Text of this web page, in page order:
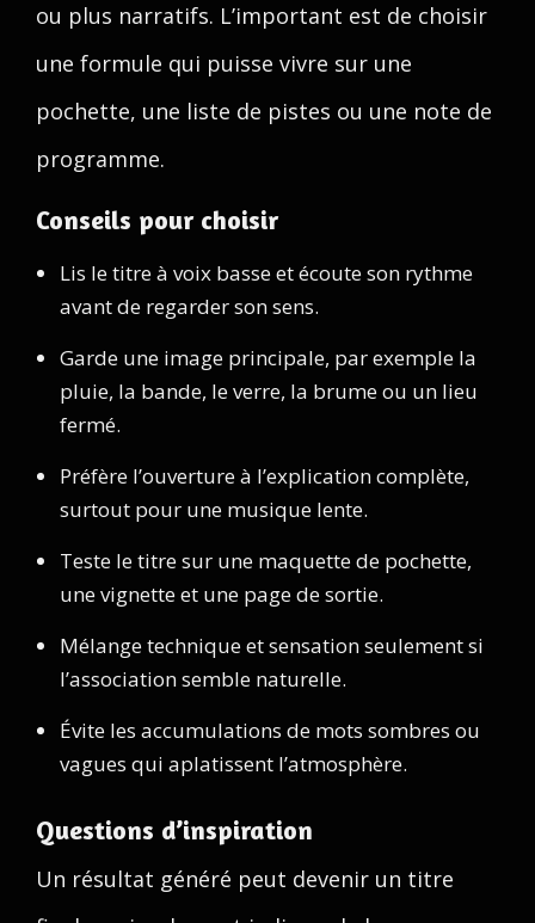
ou plus narratifs. L’important est de choisir
une formule qui puisse vivre sur une
pochette, une liste de pistes ou une note de
programme.
Conseils pour choisir
Lis le titre à voix basse et écoute son rythme
avant de regarder son sens.
Garde une image principale, par exemple la
pluie, la bande, le verre, la brume ou un lieu
fermé.
Préfère l’ouverture à l’explication complète,
surtout pour une musique lente.
Teste le titre sur une maquette de pochette,
une vignette et une page de sortie.
Mélange technique et sensation seulement si
l’association semble naturelle.
Évite les accumulations de mots sombres ou
vagues qui aplatissent l’atmosphère.
Questions d’inspiration
Un résultat généré peut devenir un titre